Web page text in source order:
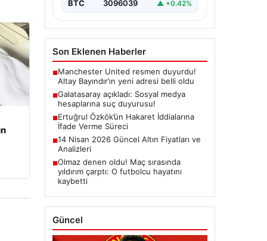
BTC 3096039 ▲ +0.42%
Son Eklenen Haberler
■Manchester United resmen duyurdu!
Altay Bayındır’ın yeni adresi belli oldu
■Galatasaray açıkladı: Sosyal medya
hesaplarına suç duyurusu!
■Ertuğrul Özkök’ün Hakaret İddialarına
İfade Verme Süreci
■14 Nisan 2026 Güncel Altın Fiyatları ve
Analizleri
■Olmaz denen oldu! Maç sırasında
yıldırım çarptı: O futbolcu hayatını
kaybetti
Güncel